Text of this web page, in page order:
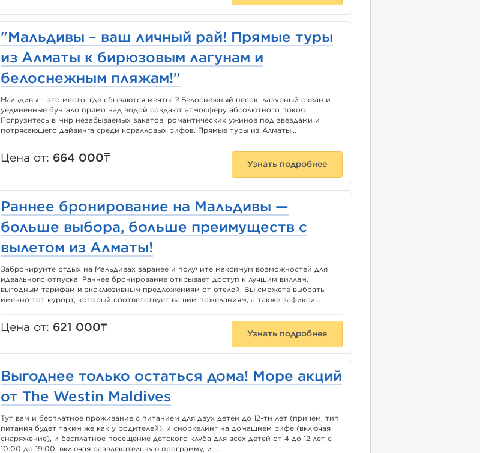
"Мальдивы – ваш личный рай! Прямые туры
из Алматы к бирюзовым лагунам и
белоснежным пляжам!"
Мальдивы – это место, где сбываются мечты! ? Белоснежный песок, лазурный океан и
уединенные бунгало прямо над водой создают атмосферу абсолютного покоя.
Погрузитесь в мир незабываемых закатов, романтических ужинов под звездами и
потрясающего дайвинга среди коралловых рифов. Прямые туры из Алматы...
Цена от: 664 000₸
Узнать подробнее
Раннее бронирование на Мальдивы —
больше выбора, больше преимуществ с
вылетом из Алматы!
Забронируйте отдых на Мальдивах заранее и получите максимум возможностей для
идеального отпуска. Раннее бронирование открывает доступ к лучшим виллам,
выгодным тарифам и эксклюзивным предложениям от отелей. Вы сможете выбрать
именно тот курорт, который соответствует вашим пожеланиям, а также зафикси...
Цена от: 621 000₸
Узнать подробнее
Выгоднее только остаться дома! Море акций
от The Westin Maldives
Тут вам и бесплатное проживание с питанием для двух детей до 12-ти лет (причём, тип
питания будет таким же как у родителей), и сноркелинг на домашнем рифе (включая
снаряжение), и бесплатное посещение детского клуба для всех детей от 4 до 12 лет с
10:00 до 19:00, включая развлекательную программу, и ...